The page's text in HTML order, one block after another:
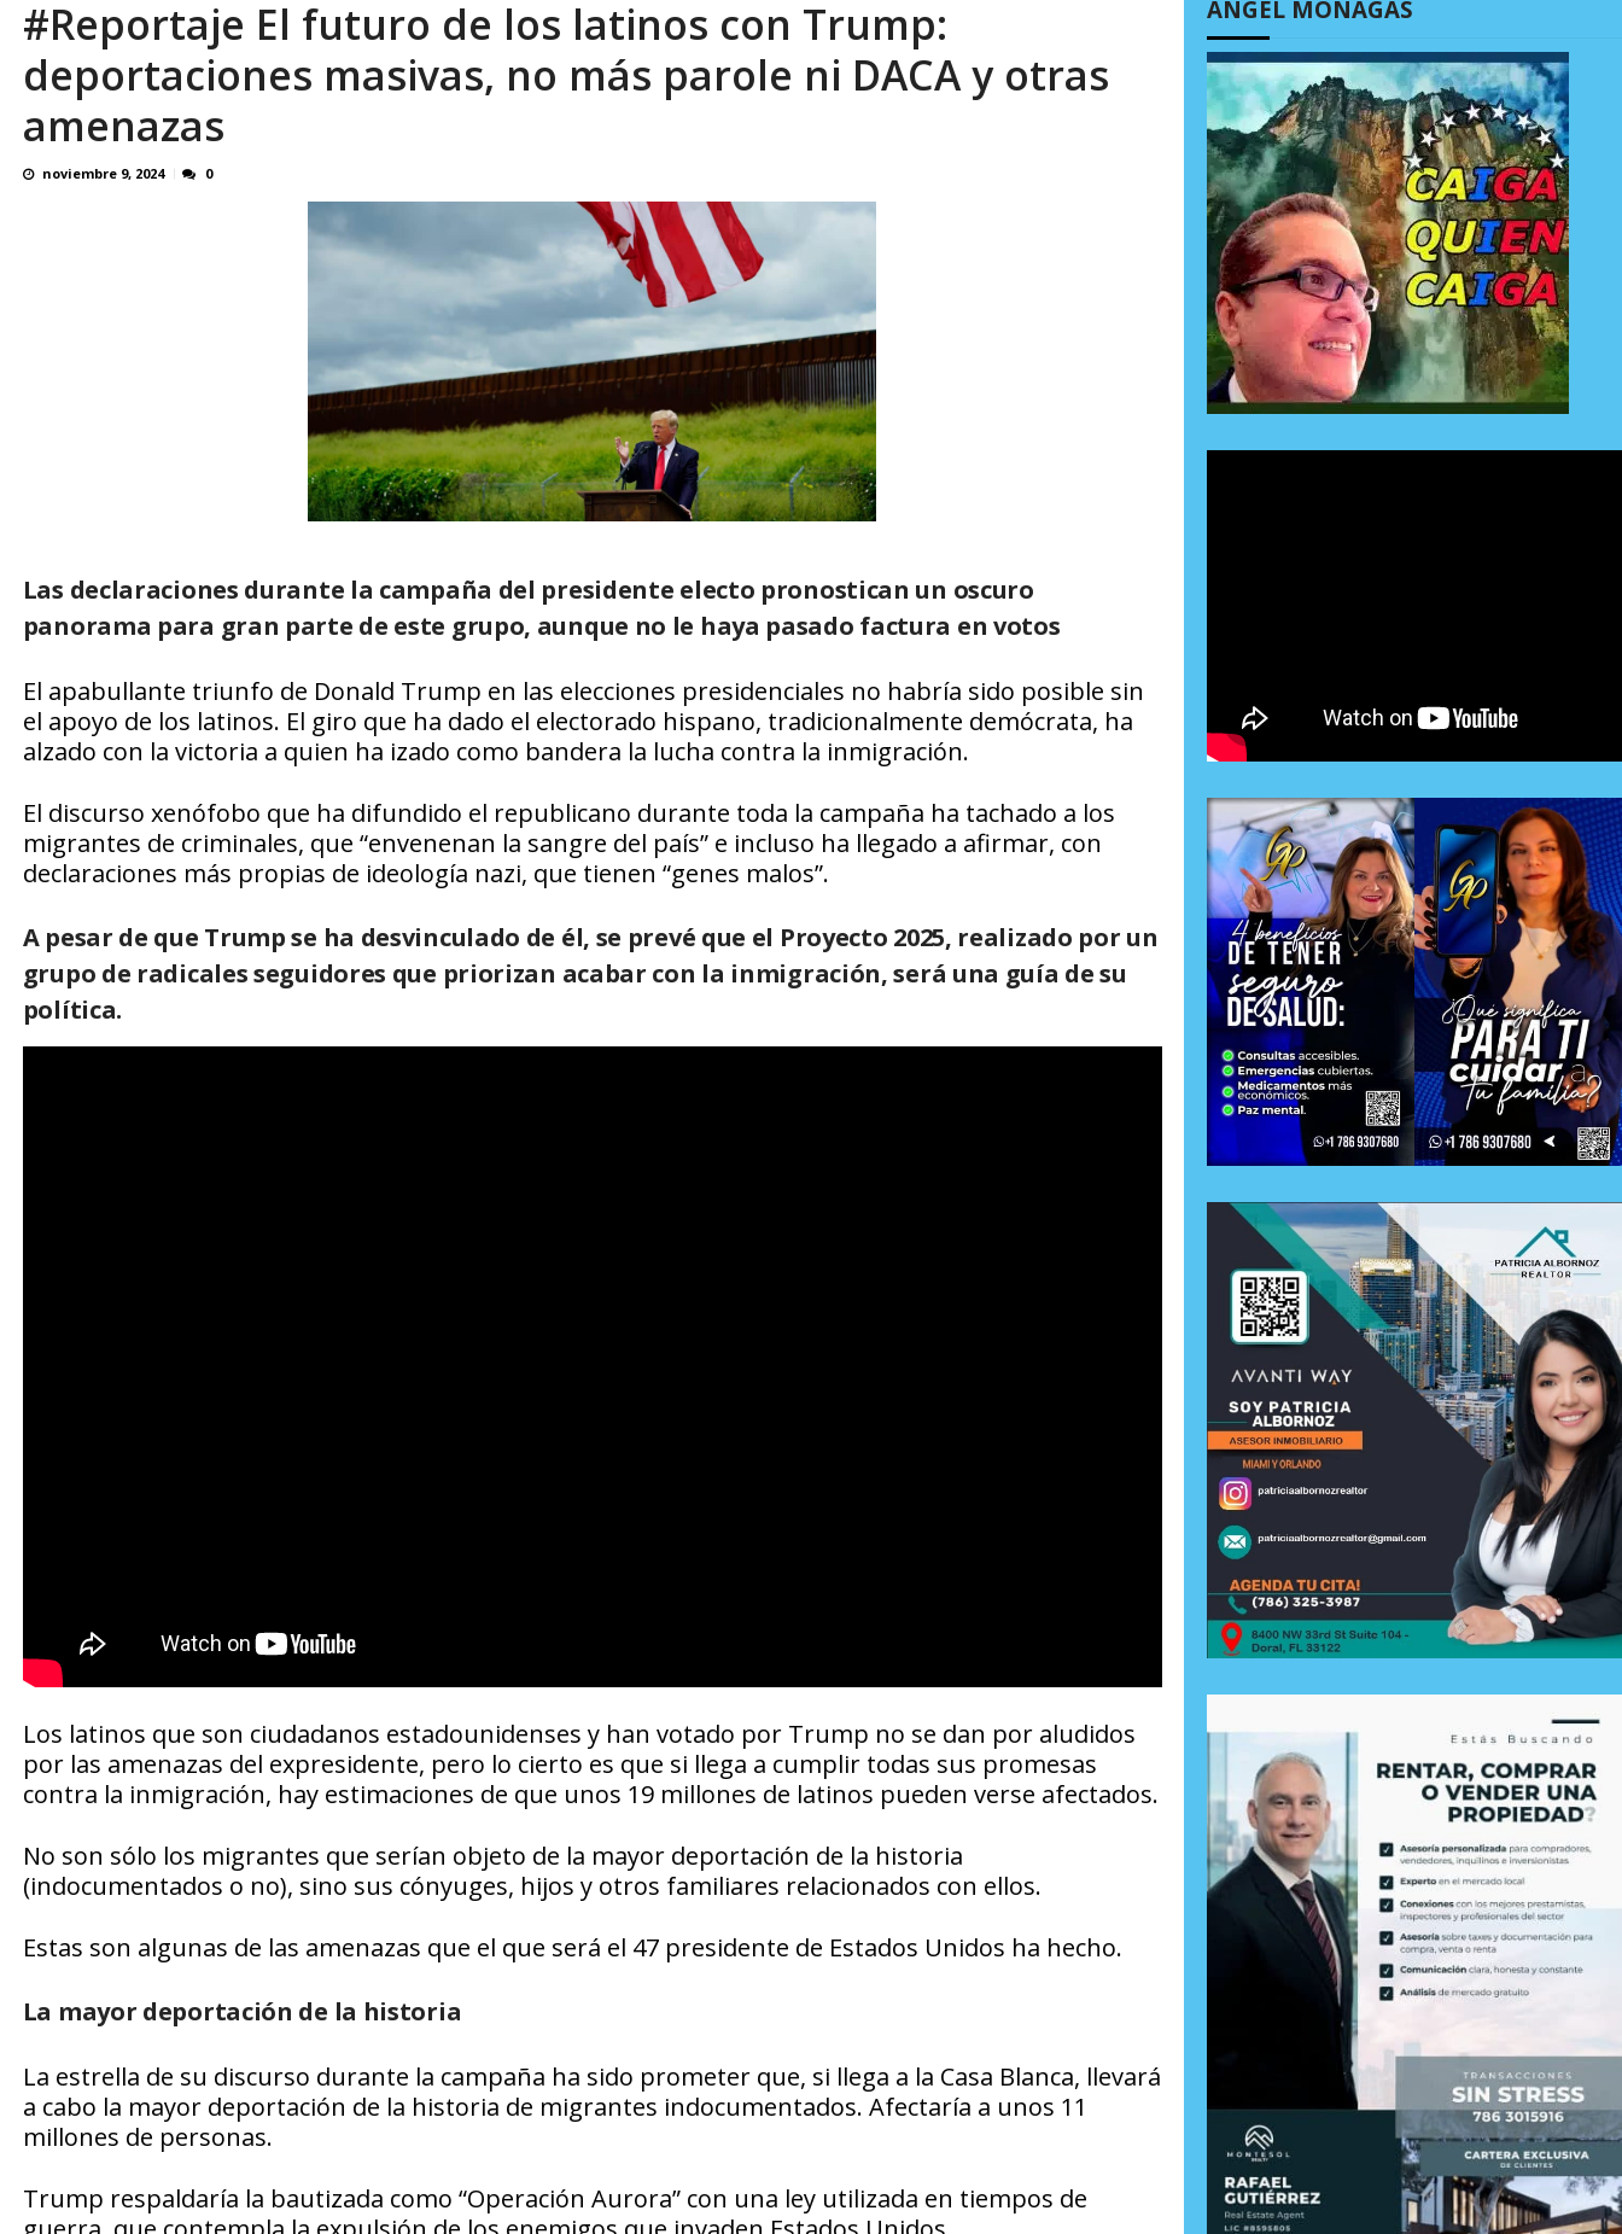
Reino Unido dejará millonaria donación médica en Venezuela tras finalizar su mis... AGOSTO 9, 2026
#Reportaje El futuro de los latinos con Trump:
deportaciones masivas, no más parole ni DACA y otras
amenazas
noviembre 9, 2024 0
Las declaraciones durante la campaña del presidente electo pronostican un oscuro
panorama para gran parte de este grupo, aunque no le haya pasado factura en votos
El apabullante triunfo de Donald Trump en las elecciones presidenciales no habría sido posible sin
el apoyo de los latinos. El giro que ha dado el electorado hispano, tradicionalmente demócrata, ha
alzado con la victoria a quien ha izado como bandera la lucha contra la inmigración.
El discurso xenófobo que ha difundido el republicano durante toda la campaña ha tachado a los
migrantes de criminales, que “envenenan la sangre del país” e incluso ha llegado a afirmar, con
declaraciones más propias de ideología nazi, que tienen “genes malos”.
A pesar de que Trump se ha desvinculado de él, se prevé que el Proyecto 2025, realizado por un
grupo de radicales seguidores que priorizan acabar con la inmigración, será una guía de su
política.
Los latinos que son ciudadanos estadounidenses y han votado por Trump no se dan por aludidos
por las amenazas del expresidente, pero lo cierto es que si llega a cumplir todas sus promesas
contra la inmigración, hay estimaciones de que unos 19 millones de latinos pueden verse afectados.
No son sólo los migrantes que serían objeto de la mayor deportación de la historia
(indocumentados o no), sino sus cónyuges, hijos y otros familiares relacionados con ellos.
Estas son algunas de las amenazas que el que será el 47 presidente de Estados Unidos ha hecho.
La mayor deportación de la historia
La estrella de su discurso durante la campaña ha sido prometer que, si llega a la Casa Blanca, llevará
a cabo la mayor deportación de la historia de migrantes indocumentados. Afectaría a unos 11
millones de personas.
Trump respaldaría la bautizada como “Operación Aurora” con una ley utilizada en tiempos de
ÁNGEL MONAGAS